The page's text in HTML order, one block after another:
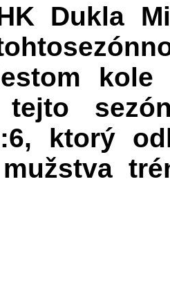
Dukla
kole
ktorý